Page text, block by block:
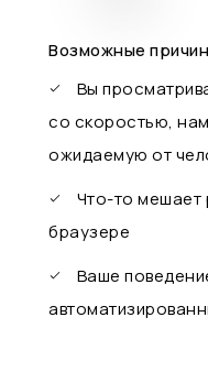
Возможные
Вы
со скоростью,
ожидаемую от
Что-то мешает
браузере
Ваше